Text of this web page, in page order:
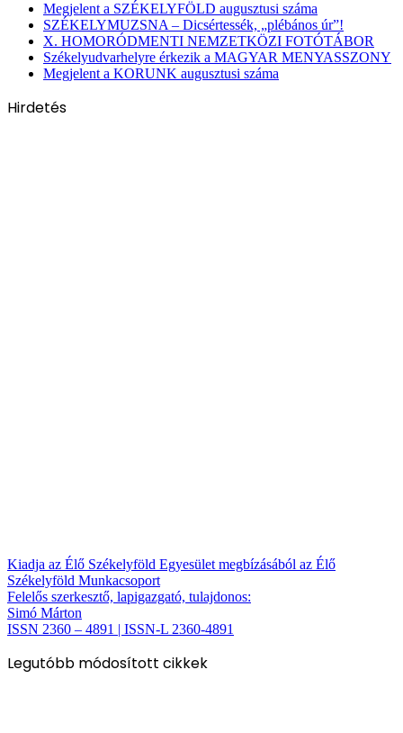
Megjelent a SZÉKELYFÖLD augusztusi száma
SZÉKELYMUZSNA – Dicsértessék, „plébános úr”!
X. HOMORÓDMENTI NEMZETKÖZI FOTÓTÁBOR
Székelyudvarhelyre érkezik a MAGYAR MENYASSZONY
Megjelent a KORUNK augusztusi száma
Hirdetés
Kiadja az Élő Székelyföld Egyesület megbízásából az Élő
Székelyföld Munkacsoport
Felelős szerkesztő, lapigazgató, tulajdonos:
Simó Márton
ISSN 2360 – 4891 | ISSN-L 2360-4891
Legutóbb módosított cikkek